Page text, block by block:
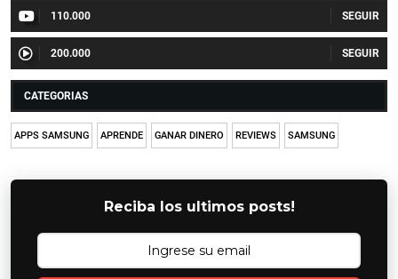
110.000
200.000
CATEGORIAS
APPS SAMSUNG APRENDE GANAR DINERO REVIEWS SAMSUNG
Reciba los ultimos posts!